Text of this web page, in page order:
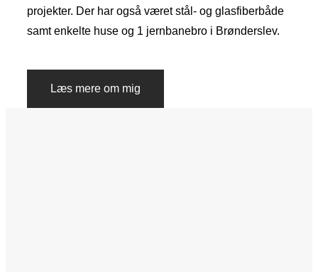
projekter. Der har også været stål- og glasfiberbåde
samt enkelte huse og 1 jernbanebro i Brønderslev.
Læs mere om mig